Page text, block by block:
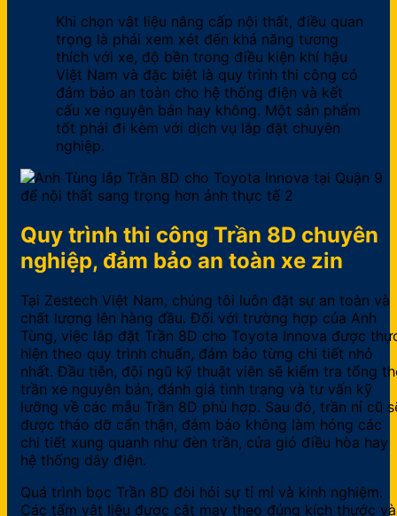
Khi chọn vật liệu nâng cấp nội thất, điều quan
trọng là phải xem xét đến khả năng tương
thích với xe, độ bền trong điều kiện khí hậu
Việt Nam và đặc biệt là quy trình thi công có
đảm bảo an toàn cho hệ thống điện và kết
cấu xe nguyên bản hay không. Một sản phẩm
tốt phải đi kèm với dịch vụ lắp đặt chuyên
nghiệp.
Quy trình thi công Trần 8D chuyên
nghiệp, đảm bảo an toàn xe zin
Tại Zestech Việt Nam, chúng tôi luôn đặt sự an toàn và
chất lượng lên hàng đầu. Đối với trường hợp của Anh
Tùng, việc lắp đặt Trần 8D cho Toyota Innova được
hiện theo quy trình chuẩn, đảm bảo từng chi tiết nhỏ
nhất. Đầu tiên, đội ngũ kỹ thuật viên sẽ kiểm tra tổng
trần xe nguyên bản, đánh giá tình trạng và tư vấn kỹ
lưỡng về các mẫu Trần 8D phù hợp. Sau đó, trần nỉ cũ
được tháo dỡ cẩn thận, đảm bảo không làm hỏng các
chi tiết xung quanh như đèn trần, cửa gió điều hòa hay
hệ thống dây điện.
Quá trình bọc Trần 8D đòi hỏi sự tỉ mỉ và kinh nghiệm.
Các tấm vật liệu được cắt may theo đúng kích thước và